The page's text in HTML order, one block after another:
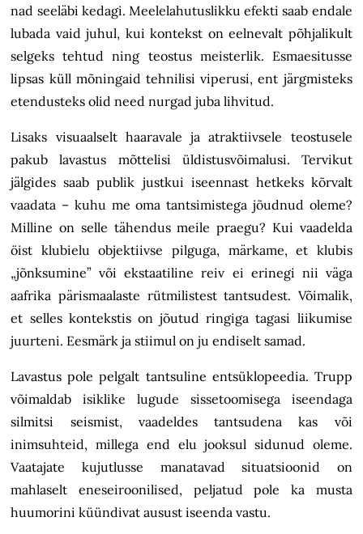
nad seeläbi kedagi. Meelelahutuslikku efekti saab endale
lubada vaid juhul, kui kontekst on eelnevalt põhjalikult
selgeks tehtud ning teostus meisterlik. Esmaesitusse
lipsas küll mõningaid tehnilisi viperusi, ent järgmisteks
etendusteks olid need nurgad juba lihvitud.
Lisaks visuaalselt haaravale ja atraktiivsele teostusele
pakub lavastus mõttelisi üldistusvõimalusi. Tervikut
jälgides saab publik justkui iseennast hetkeks kõrvalt
vaadata – kuhu me oma tantsimistega jõudnud oleme?
Milline on selle tähendus meile praegu? Kui vaadelda
öist klubielu objektiivse pilguga, märkame, et klubis
„jõnksumine” või ekstaatiline reiv ei erinegi nii väga
aafrika pärismaalaste rütmilistest tantsudest. Võimalik,
et selles kontekstis on jõutud ringiga tagasi liikumise
juurteni. Eesmärk ja stiimul on ju endiselt samad.
Lavastus pole pelgalt tantsuline entsüklopeedia. Trupp
võimaldab isiklike lugude sissetoomisega iseendaga
silmitsi seismist, vaadeldes tantsudena kas või
inimsuhteid, millega end elu jooksul sidunud oleme.
Vaatajate kujutlusse manatavad situatsioonid on
mahlaselt eneseiroonilised, peljatud pole ka musta
huumorini küündivat ausust iseenda vastu.